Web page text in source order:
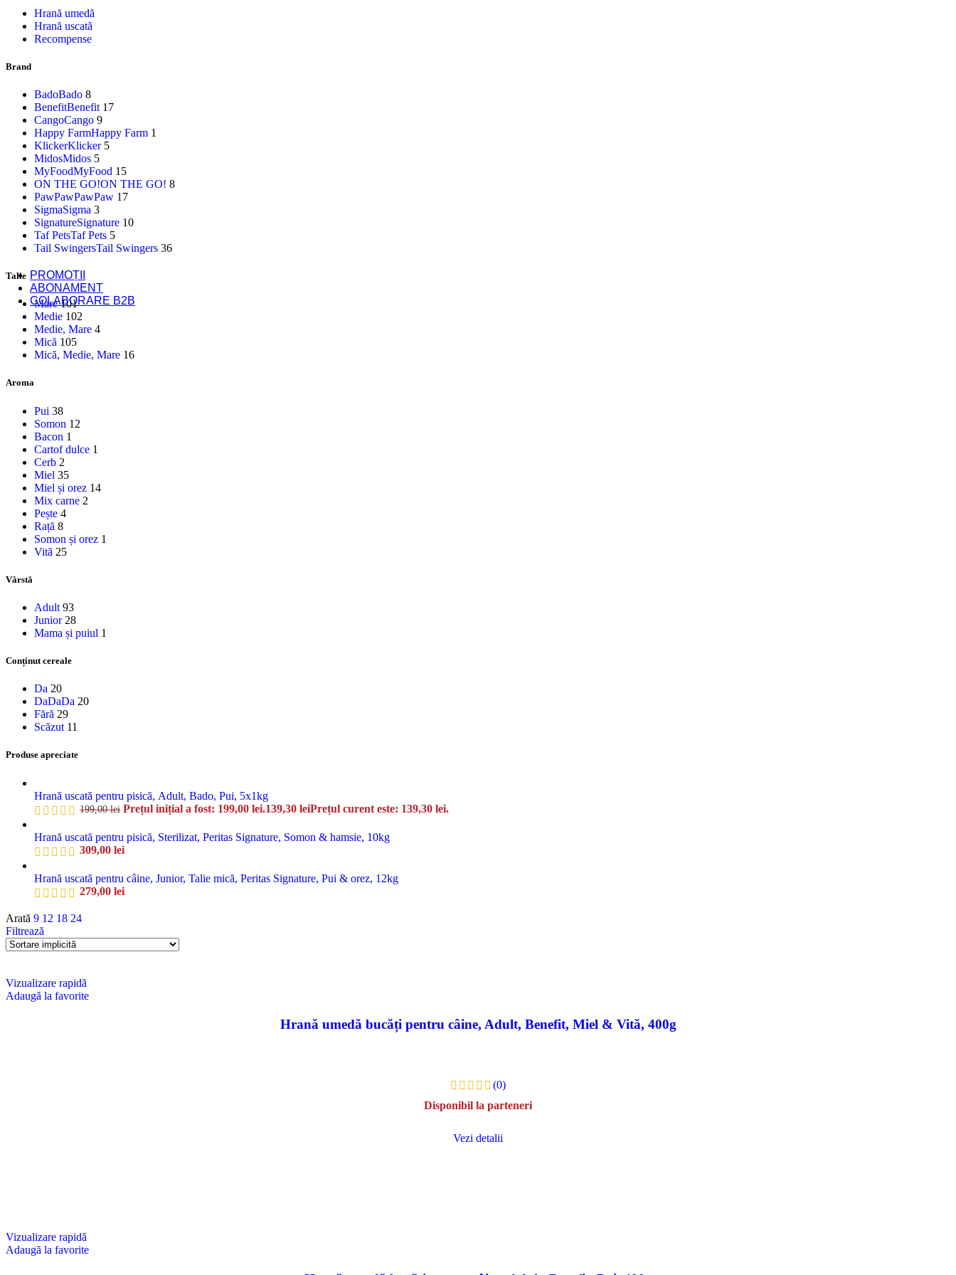
Așternut
Șampon
Te-ar mai putea interesa
Hrană uscată pentru pisică, Sterilizată, Peritas Signature, Pui, 2kg
69,00lei
Hrană umedă pate pentru pisică, Adult, PawPaw, Pește, 400g
PROMOȚII
ABONAMENT
COLABORARE B2B
Hrană umedă
Hrană uscată
Recompense
Brand
BadoBado 8
BenefitBenefit 17
CangoCango 9
Happy FarmHappy Farm 1
KlickerKlicker 5
MidosMidos 5
MyFoodMyFood 15
ON THE GO!ON THE GO! 8
PawPawPawPaw 17
SigmaSigma 3
SignatureSignature 10
Taf PetsTaf Pets 5
Tail SwingersTail Swingers 36
Talie
Mare 101
Medie 102
Medie, Mare 4
Mică 105
Mică, Medie, Mare 16
Aroma
Pui 38
Somon 12
Bacon 1
Cartof dulce 1
Cerb 2
Miel 35
Miel și orez 14
Mix carne 2
Pește 4
Rață 8
Somon și orez 1
Vită 25
Vârstă
Adult 93
Junior 28
Mama și puiul 1
Conținut cereale
Da 20
DaDaDa 20
Fără 29
Scăzut 11
Produse apreciate
Hrană uscată pentru pisică, Adult, Bado, Pui, 5x1kg
199,00lei Prețul inițial a fost: 199,00 lei.139,30 leiPrețul curent este: 139,30 lei.
Hrană uscată pentru pisică, Sterilizat, Peritas Signature, Somon & hamsie, 10kg
309,00 lei
Hrană uscată pentru câine, Junior, Talie mică, Peritas Signature, Pui & orez, 12kg
279,00 lei
Arată 9 12 18 24
Filtrează
Vizualizare rapidă
Adaugă la favorite
Hrană umedă bucăți pentru câine, Adult, Benefit, Miel & Vită, 400g
(0)
Disponibil la parteneri
Vezi detalii
Vizualizare rapidă
Adaugă la favorite